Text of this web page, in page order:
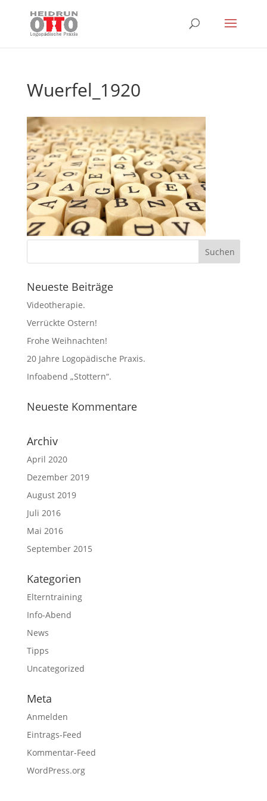
Wuerfel_1920
Neueste Beiträge
Videotherapie.
Verrückte Ostern!
Frohe Weihnachten!
20 Jahre Logopädische Praxis.
Infoabend „Stottern“.
Neueste Kommentare
Archiv
April 2020
Dezember 2019
August 2019
Juli 2016
Mai 2016
September 2015
Kategorien
Elterntraining
Info-Abend
News
Tipps
Uncategorized
Meta
Anmelden
Eintrags-Feed
Kommentar-Feed
WordPress.org